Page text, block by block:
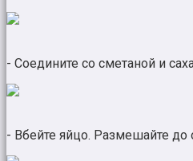
- Соедините со сметаной и
- Вбейте яйцо. Размешайте до